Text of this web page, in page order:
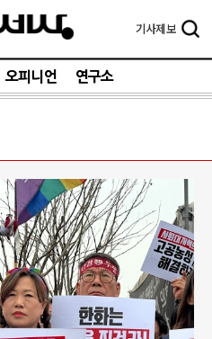
기사제보
오피니언 연구소